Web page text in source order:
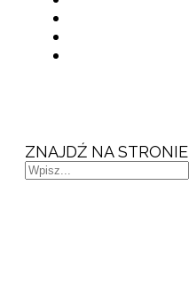
ZNAJDŹ NA STRONIE